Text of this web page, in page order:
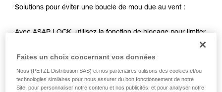
la manipulation, seul, en toute sécurité, avant
liées à votre activité. Il peut en exister d’autres
Solutions pour éviter une boucle de mou due au vent :
Avec ASAP LOCK, utilisez la fonction de blocage pour limiter
n'empêche pas les déplacements de l'utilisateur vers le
Avec ASAP, sans fonction de blocage, d’autres techniques
Faites un choix concernant vos données
Nous (PETZL Distribution SAS) et nos partenaires utilisons des cookies et/ou
technologies similaires pour nous assurer du bon fonctionnement de notre
Site, pour personnaliser notre contenu et nos publicités, et pour analyser notre